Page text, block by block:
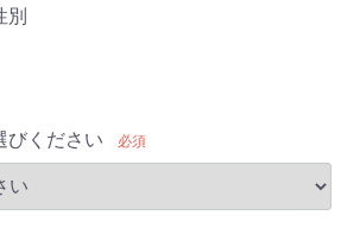
別
びください
必須